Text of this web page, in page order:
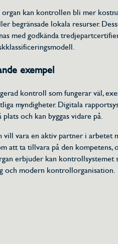
kan kontrollen bli mer
begränsade lokala resurser.
med godkända
exempel
kontroll som fungerar väl,
myndigheter. Digitala
och kan byggas vidare på.
vara en aktiv partner i arbetet
att ta tillvara på den kompetens,
erbjuder kan kontrollsystemet
och modern kontrollorganisation.